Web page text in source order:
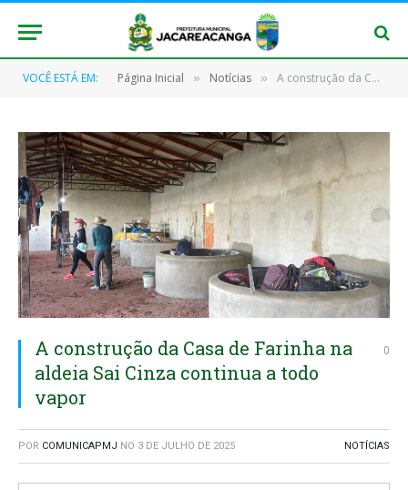
VOCÊ ESTÁ EM: Página Inicial » Notícias » A construção da Casa de Farinha na aldeia Sai Cinza continua a todo vapor
A construção da Casa de Farinha na
aldeia Sai Cinza continua a todo
vapor
0
POR COMUNICAPMJ NO 3 DE JULHO DE 2025 NOTÍCIAS